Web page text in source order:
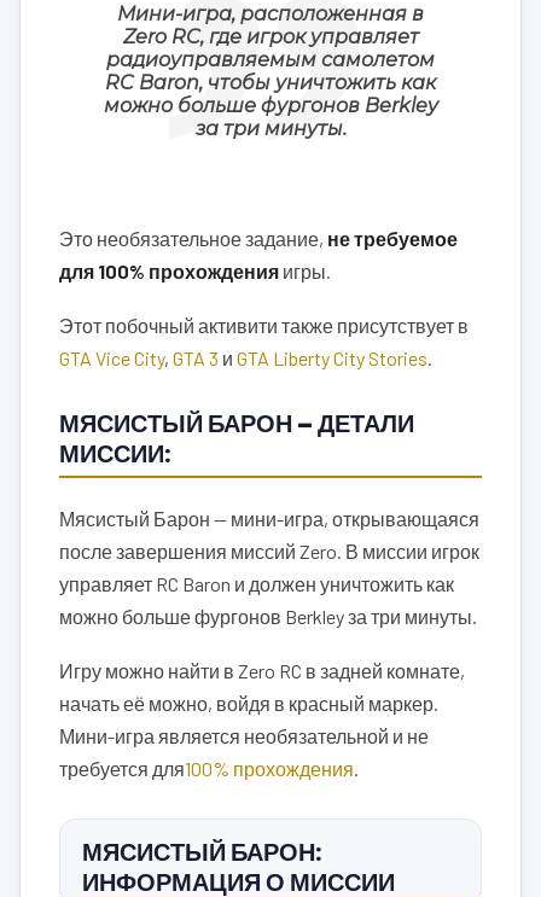
Мини-игра, расположенная в
Zero RC, где игрок управляет
радиоуправляемым самолетом
RC Baron, чтобы уничтожить как
можно больше фургонов Berkley
за три минуты.
Это необязательное задание, не требуемое
для 100% прохождения игры.
Этот побочный активити также присутствует в
GTA Vice City, GTA 3 и GTA Liberty City Stories.
МЯСИСТЫЙ БАРОН — ДЕТАЛИ
МИССИИ:
Мясистый Барон — мини-игра, открывающаяся
после завершения миссий Zero. В миссии игрок
управляет RC Baron и должен уничтожить как
можно больше фургонов Berkley за три минуты.
Игру можно найти в Zero RC в задней комнате,
начать её можно, войдя в красный маркер.
Мини-игра является необязательной и не
требуется для100% прохождения.
МЯСИСТЫЙ БАРОН:
ИНФОРМАЦИЯ О МИССИИ